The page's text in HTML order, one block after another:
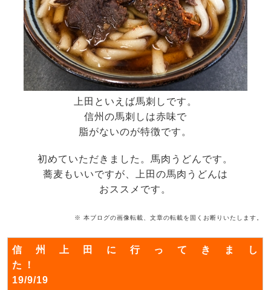
上田といえば馬刺しです。
信州の馬刺しは赤味で
脂がないのが特徴です。
初めていただきました。馬肉うどんです。
蕎麦もいいですが、上田の馬肉うどんは
おススメです。
※ 本ブログの画像転載、文章の転載を固くお断りいたします。
信州上田に行ってきまし
た！
19/9/19